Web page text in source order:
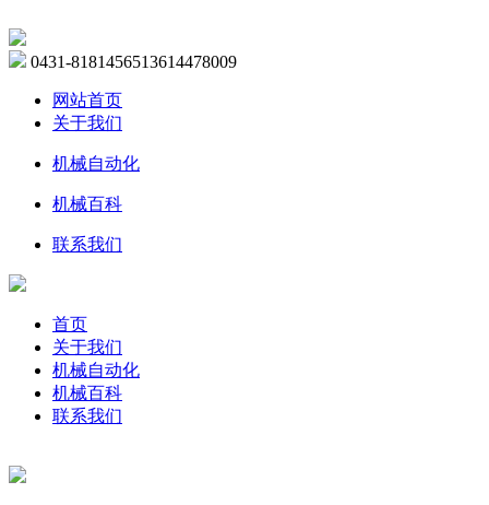
0431-8181456513614478009
网站首页
关于我们
机械自动化
机械百科
联系我们
首页
关于我们
机械自动化
机械百科
联系我们